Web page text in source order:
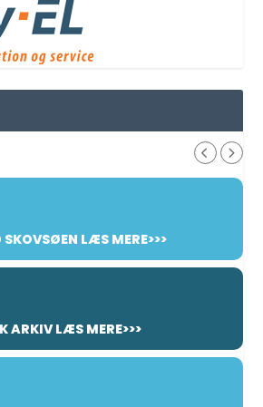
LÆS MERE>>>
ARKIV LÆS MERE>>>